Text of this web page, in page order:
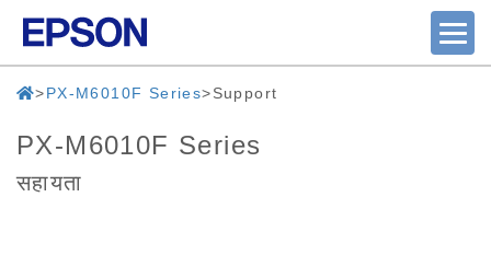
PX-M6010F Series Support
PX-M6010F Series
सहायता